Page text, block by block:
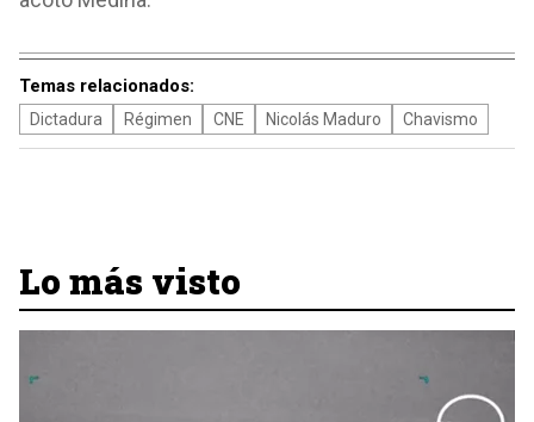
Temas relacionados:
Dictadura Régimen CNE Nicolás Maduro Chavismo
Lo más visto